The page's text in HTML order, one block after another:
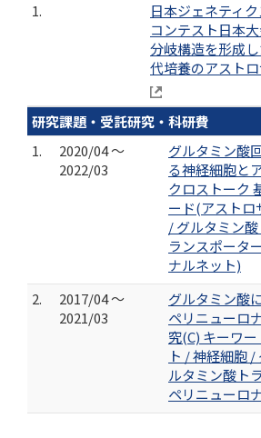
1.
日本ジェネティ
コンテスト日本
分岐構造を形成
代培養のアスト
研究課題・受託研究・科研費
1.
2020/04 ～
2022/03
グルタミン酸
る神経細胞と
クロストーク
ード(アストロ
/ グルタミン
ランスポータ
ナルネット)
2.
2017/04 ～
2021/03
グルタミン酸
ペリニューロ
究(C) キーワ
ト / 神経細胞
ルタミン酸ト
ペリニューロ